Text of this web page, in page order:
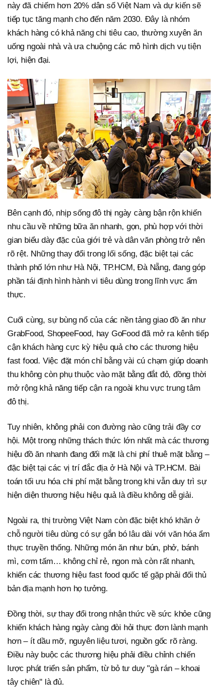
này đã chiếm hơn 20% dân số Việt Nam và dự kiến sẽ
tiếp tục tăng mạnh cho đến năm 2030. Đây là nhóm
khách hàng có khả năng chi tiêu cao, thường xuyên ăn
uống ngoài nhà và ưa chuộng các mô hình dịch vụ tiện
lợi, hiện đại.
Bên cạnh đó, nhịp sống đô thị ngày càng bận rộn khiến
nhu cầu về những bữa ăn nhanh, gọn, phù hợp với thời
gian biểu dày đặc của giới trẻ và dân văn phòng trở nên
rõ rệt. Những thay đổi trong lối sống, đặc biệt tại các
thành phố lớn như Hà Nội, TP.HCM, Đà Nẵng, đang góp
phần tái định hình hành vi tiêu dùng trong lĩnh vực ẩm
thực.
Cuối cùng, sự bùng nổ của các nền tảng giao đồ ăn như
GrabFood, ShopeeFood, hay GoFood đã mở ra kênh tiếp
cận khách hàng cực kỳ hiệu quả cho các thương hiệu
fast food. Việc đặt món chỉ bằng vài cú chạm giúp doanh
thu không còn phụ thuộc vào mặt bằng đắt đỏ, đồng thời
mở rộng khả năng tiếp cận ra ngoài khu vực trung tâm
đô thị.
Tuy nhiên, không phải con đường nào cũng trải đầy cơ
hội. Một trong những thách thức lớn nhất mà các thương
hiệu đồ ăn nhanh đang đối mặt là chi phí thuê mặt bằng –
đặc biệt tại các vị trí đắc địa ở Hà Nội và TP.HCM. Bài
toán tối ưu hóa chi phí mặt bằng trong khi vẫn duy trì sự
hiện diện thương hiệu hiệu quả là điều không dễ giải.
Ngoài ra, thị trường Việt Nam còn đặc biệt khó khăn ở
chỗ người tiêu dùng có sự gắn bó lâu dài với văn hóa ẩm
thực truyền thống. Những món ăn như bún, phở, bánh
mì, cơm tấm… không chỉ rẻ, ngon mà còn rất nhanh,
khiến các thương hiệu fast food quốc tế gặp phải đối thủ
bản địa mạnh hơn họ tưởng.
Đồng thời, sự thay đổi trong nhận thức về sức khỏe cũng
khiến khách hàng ngày càng đòi hỏi thực đơn lành mạnh
hơn – ít dầu mỡ, nguyên liệu tươi, nguồn gốc rõ ràng.
Điều này buộc các thương hiệu phải điều chỉnh chiến
lược phát triển sản phẩm, từ bỏ tư duy "gà rán – khoai
tây chiên" là đủ.